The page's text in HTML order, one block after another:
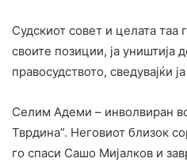
Судскиот совет и целата таа
своите позиции, ја уништија
правосудството, сведувајќи
Селим Адеми – инволвиран
Тврдина”. Неговиот близок
го спаси Сашо Мијалков и